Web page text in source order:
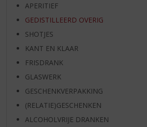
APERITIEF
GEDISTILLEERD OVERIG
SHOTJES
KANT EN KLAAR
FRISDRANK
GLASWERK
GESCHENKVERPAKKING
(RELATIE)GESCHENKEN
ALCOHOLVRIJE DRANKEN